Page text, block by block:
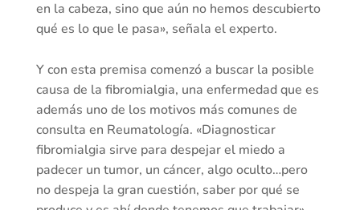
en la cabeza, sino que aún no hemos descubierto
qué es lo que le pasa», señala el experto.
Y con esta premisa comenzó a buscar la posible
causa de la fibromialgia, una enfermedad que es
además uno de los motivos más comunes de
consulta en Reumatología. «Diagnosticar
fibromialgia sirve para despejar el miedo a
padecer un tumor, un cáncer, algo oculto…pero
no despeja la gran cuestión, saber por qué se